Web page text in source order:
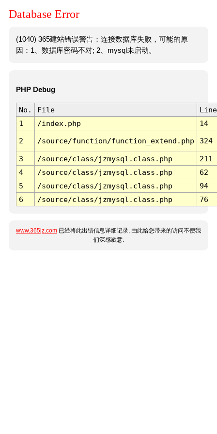
Database Error
(1040) 365建站错误警告：连接数据库失败，可能的原
因：1、数据库密码不对; 2、mysql未启动。
PHP Debug
No. File
Line
1
/index.php 14
2 /source/function/function_extend.php 324
3 /source/class/jzmysql.class.php
211
4
/source/class/jzmysql.class.php
62
5
/source/class/jzmysql.class.php
94
6
/source/class/jzmysql.class.php 76
www.365jz.com 已经将此出错信息详细记录, 由此给您带来的访问不便我
们深感歉意.